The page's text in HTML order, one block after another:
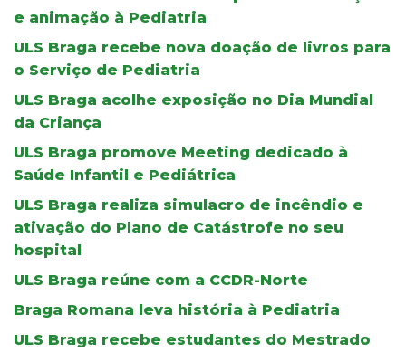
e animação à Pediatria
ULS Braga recebe nova doação de livros para
o Serviço de Pediatria
ULS Braga acolhe exposição no Dia Mundial
da Criança
ULS Braga promove Meeting dedicado à
Saúde Infantil e Pediátrica
ULS Braga realiza simulacro de incêndio e
ativação do Plano de Catástrofe no seu
hospital
ULS Braga reúne com a CCDR-Norte
Braga Romana leva história à Pediatria
ULS Braga recebe estudantes do Mestrado